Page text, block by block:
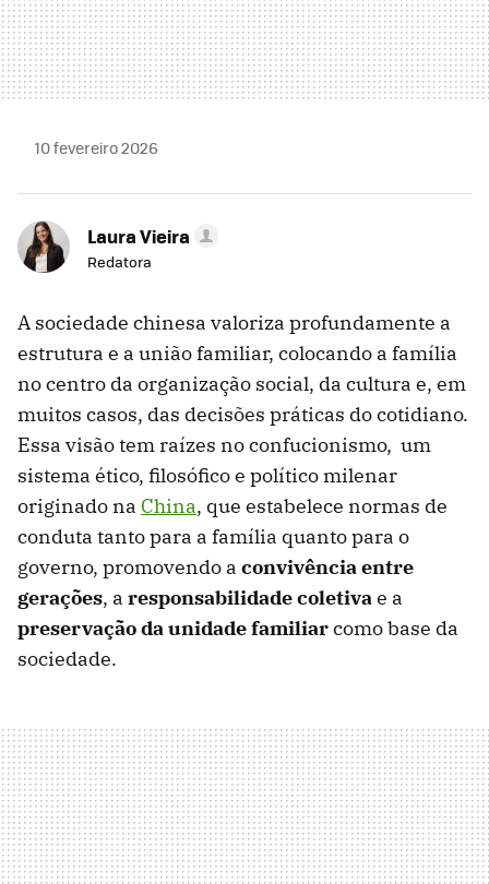
10 fevereiro 2026
Laura Vieira
Redatora
A sociedade chinesa valoriza profundamente a
estrutura e a união familiar, colocando a família
no centro da organização social, da cultura e, em
muitos casos, das decisões práticas do cotidiano.
Essa visão tem raízes no confucionismo, um
sistema ético, filosófico e político milenar
originado na China, que estabelece normas de
conduta tanto para a família quanto para o
governo, promovendo a convivência entre
gerações, a responsabilidade coletivae a
preservação da unidade familiarcomo base da
sociedade.